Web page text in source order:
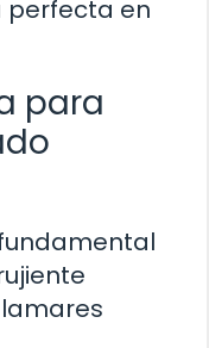
perfecta en
para